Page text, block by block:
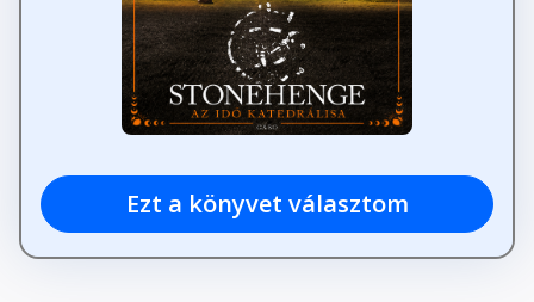
Ezt a könyvet választom